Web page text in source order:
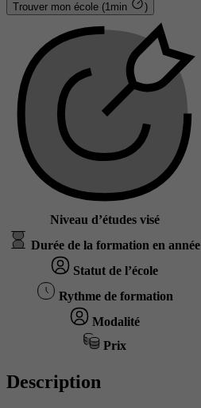
Trouver mon école (1min )
Niveau d’études visé
Durée de la formation en année
Statut de l’école
Rythme de formation
Modalité
Prix
Description